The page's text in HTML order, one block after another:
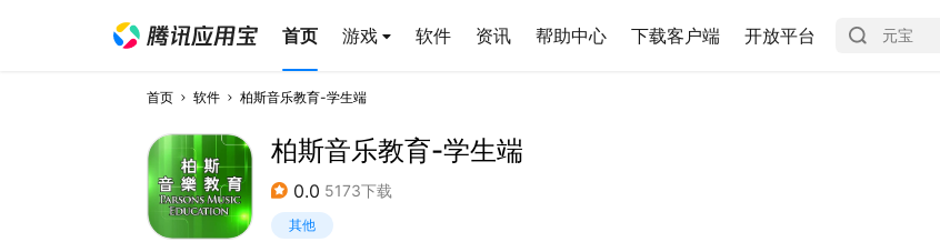
首页 游戏 软件 资讯 帮助中心 下载客户端 开放平台
首页 软件 柏斯音乐教育-学生端
柏斯音乐教育-学生端
0.0 5173下载
其他